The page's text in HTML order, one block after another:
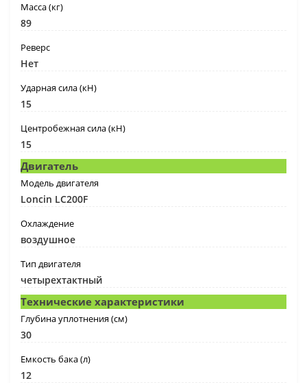
Масса (кг)
89
Реверс
Нет
Ударная сила (кН)
15
Центробежная сила (кН)
15
Двигатель
Модель двигателя
Loncin LC200F
Охлаждение
воздушное
Тип двигателя
четырехтактный
Технические характеристики
Глубина уплотнения (см)
30
Емкость бака (л)
12